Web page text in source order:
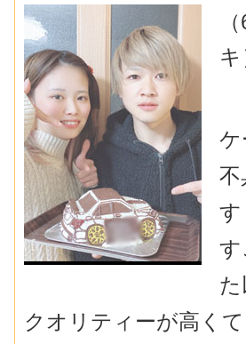
ケ
不
す
す
クオリティーが高く